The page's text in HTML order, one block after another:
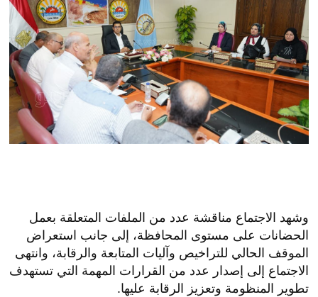
وشهد الاجتماع مناقشة عدد من الملفات المتعلقة بعمل
الحضانات على مستوى المحافظة، إلى جانب استعراض
الموقف الحالي للتراخيص وآليات المتابعة والرقابة، وانتهى
الاجتماع إلى إصدار عدد من القرارات المهمة التي تستهدف
تطوير المنظومة وتعزيز الرقابة عليها.